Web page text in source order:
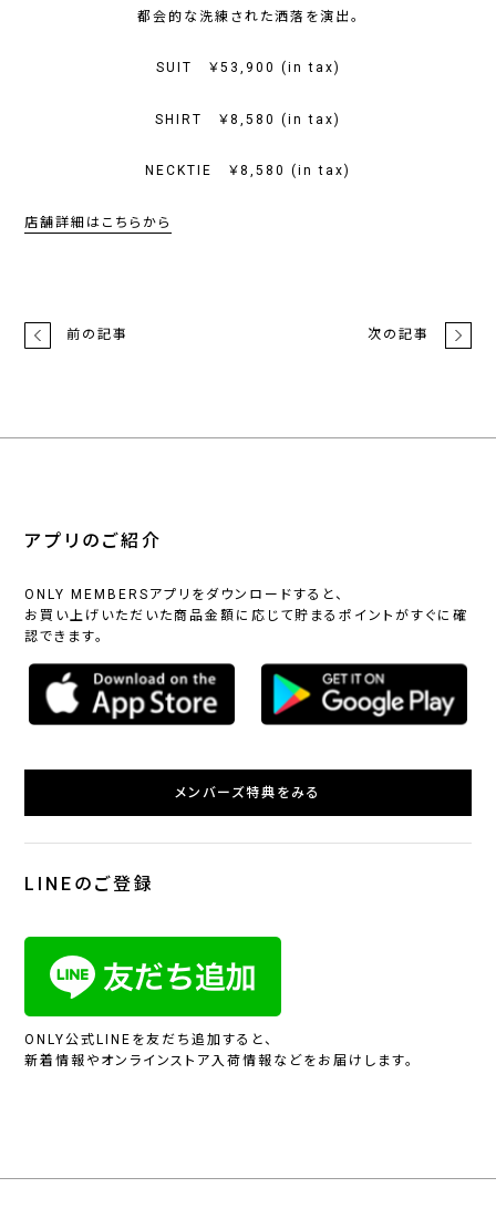
都会的な洗練された洒落を演出。
SUIT ￥53,900 (in tax)
SHIRT ￥8,580 (in tax)
NECKTIE ￥8,580 (in tax)
店舗詳細はこちらから
前の記事 次の記事
アプリのご紹介
ONLY MEMBERSアプリをダウンロードすると、
お買い上げいただいた商品金額に応じて貯まるポイントがすぐに確
認できます。
メンバーズ特典をみる
LINEのご登録
ONLY公式LINEを友だち追加すると、
新着情報やオンラインストア入荷情報などをお届けします。